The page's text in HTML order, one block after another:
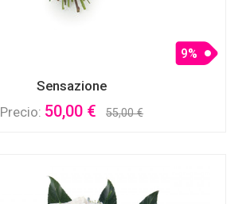
Sensazione
9%
Precio: 50,00 € 55,00 €